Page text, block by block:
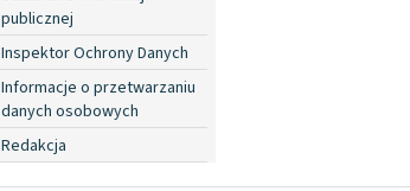
publicznej
Inspektor Ochrony Danych
Informacje o przetwarzaniu
danych osobowych
Redakcja